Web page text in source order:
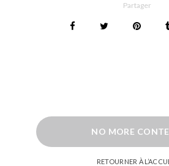
Partager
NO MORE
RETOURNER À